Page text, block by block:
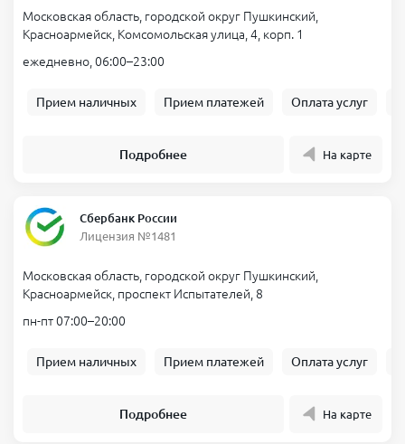
Московская область, городской округ Пушкинский,
Красноармейск, Комсомольская улица, 4, корп. 1
ежедневно, 06:00–23:00
Прием наличных Прием платежей Оплата услуг
Подробнее На карте
Сбербанк России
Лицензия №1481
Московская область, городской округ Пушкинский,
Красноармейск, проспект Испытателей, 8
пн-пт 07:00–20:00
Прием наличных Прием платежей Оплата услуг
Подробнее На карте